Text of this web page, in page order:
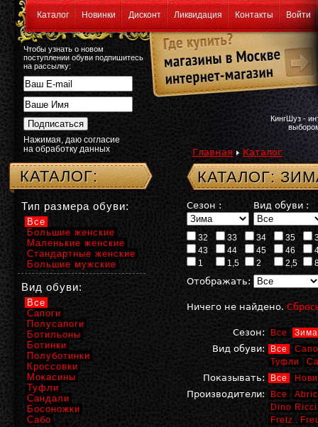
Каталог Новинки Дисконт Ликвидация Контакты Войти
Чтобы узнать о новом
поступлении обуви подпишитесь
на рассылку:
Нажимая, даю согласие
на обработку данных
КингШуз -
Главная Каталог
КАТАЛОГ:
Сезон : Вид обуви :
32 33 34 35
43
44 45 46
1
1,5 2 2,5
Отображать:
Ничего не найдено.
Сезон: Все Зима
Вид обуви: Все
Туфли
Показывать: Все
Производители: Все
Dino Ricci
Fretz
КАТАЛОГ:
Тип размера обуви:
Все
Большие женские
Маленькие женские
Стандартные женские
Большие мужские
Вид обуви:
Все
Сапоги
Полусапоги
Ботильоны
Ботинки
Полуботинки
Кроссовки
Мокасины
Туфли
Сандали
Босоножки
Сабо